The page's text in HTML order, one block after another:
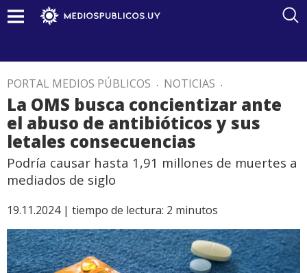
PORTAL MEDIOS PÚBLICOS . NOTICIAS .
La OMS busca concientizar ante
el abuso de antibióticos y sus
letales consecuencias
Podría causar hasta 1,91 millones de muertes a
mediados de siglo
19.11.2024 | tiempo de lectura: 2 minutos